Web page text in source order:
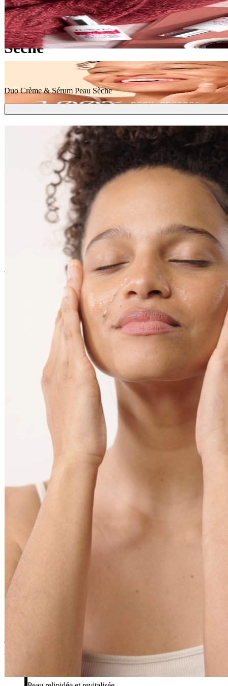
Sérum
Peau
Sèche
Duo Crème & Sérum Peau Sèche
Livraison
Offerte dès 39€ d'achat
En stock - expédié sous 3 à 7 jours
Vous pourriez aussi aimer
Baume de Nuit Relipidant Absolu Nutri-Elixir
Soin visage
65ml
Ajouter au panier
Routine Soin Visage Peau Sèche - NUTRI-ELIXIR
Le soin cocooning idéal pour nourrir et apaiser en profondeur. La
Crème Ultime et le Sérum Essentiel Nutri hydratent intensément et
renforcent la barrière cutané.